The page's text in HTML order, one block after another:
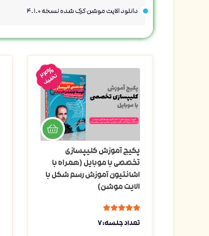
دانلود الایت موشن کرک شده نسخه 4.1.0
24%
تخفیف
پکیج آموزش کلیپسازی
تخصصی با موبایل (همراه با
اشانتیون آموزش رسم شکل با
الایت موشن)
تعداد جلسه: 7